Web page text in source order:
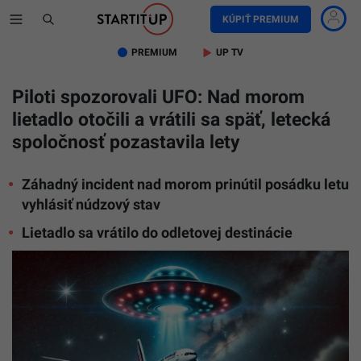
KÚPIŤ PREMIUM
PREMIUM UP TV
Piloti spozorovali UFO: Nad morom
lietadlo otočili a vrátili sa späť, letecká
spoločnosť pozastavila lety
Záhadný incident nad morom prinútil posádku letu
vyhlásiť núdzový stav
Lietadlo sa vrátilo do odletovej destinácie